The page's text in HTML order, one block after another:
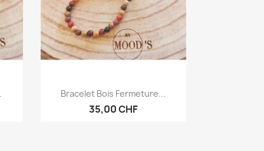
Aperçu rapide
Bracelet Bois Fermeture...
35,00 CHF